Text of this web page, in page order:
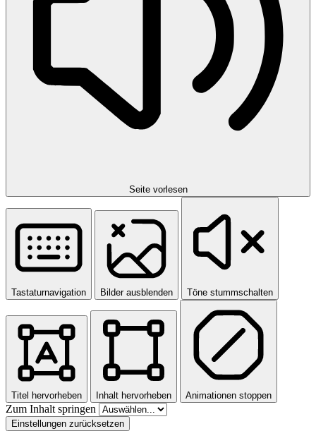
Seite vorlesen
Tastaturnavigation Bilder ausblenden Töne stummschalten
Titel hervorheben Inhalt hervorheben Animationen stoppen
Zum Inhalt springen
Einstellungen zurücksetzen